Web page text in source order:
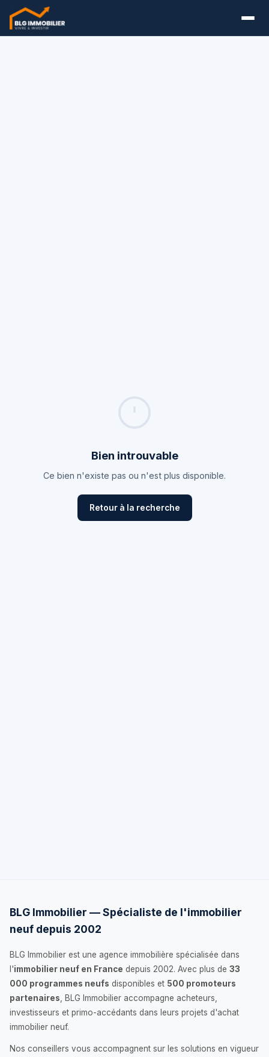
Bien introuvable
Ce bien n'existe pas ou n'est plus disponible.
Retour à la recherche
BLG Immobilier — Spécialiste de l'immobilier
neuf depuis 2002
BLG Immobilier est une agence immobilière spécialisée dans
l'immobilier neuf en France depuis 2002. Avec plus de 33
000 programmes neufs disponibles et 500 promoteurs
partenaires , BLG Immobilier accompagne acheteurs,
investisseurs et primo-accédants dans leurs projets d'achat
immobilier neuf.
Nos conseillers vous accompagnent sur les solutions en vigueur